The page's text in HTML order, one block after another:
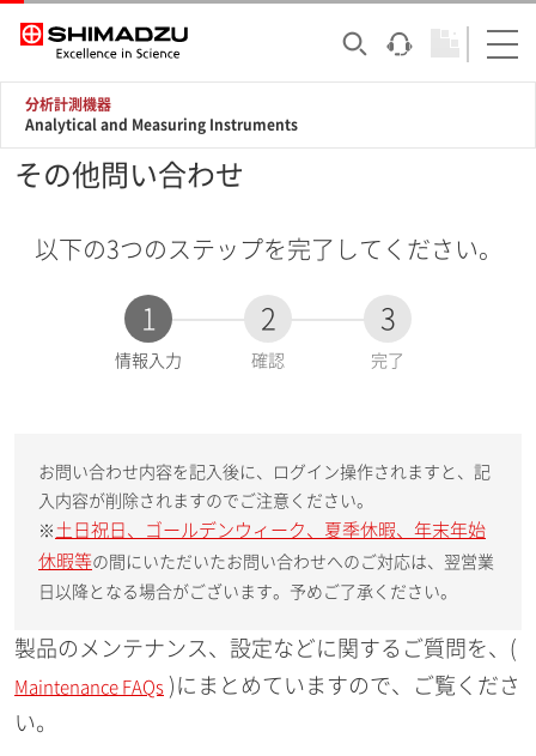
分析計測機器
Analytical and Measuring Instruments
その他問い合わせ
以下の3つのステップを完了してください。
1
現
情報入力
2
確認
3
完了
お問い合わせ内容を記入後に、ログイン操作されますと、記
入内容が削除されますのでご注意ください。
※ 土日祝日、ゴールデンウィーク、夏季休暇、年末年始
休暇等の間にいただいたお問い合わせへのご対応は、翌営業
日以降となる場合がございます。予めご了承ください。
製品のメンテナンス、設定などに関するご質問を、(
Maintenance FAQs )にまとめていますので、ご覧くださ
い。